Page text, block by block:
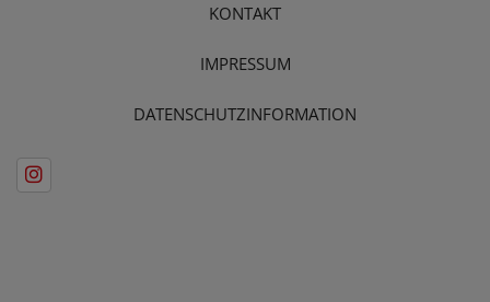
KONTAKT
IMPRESSUM
DATENSCHUTZINFORMATION